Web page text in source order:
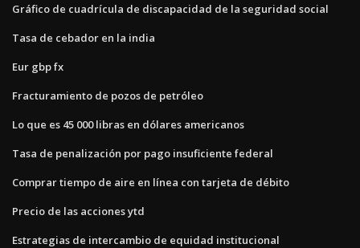
Gráfico de cuadrícula de discapacidad de la seguridad social
Tasa de cebador en la india
Eur gbp fx
Fracturamiento de pozos de petróleo
Lo que es 45 000 libras en dólares americanos
Tasa de penalización por pago insuficiente federal
Comprar tiempo de aire en línea con tarjeta de débito
Precio de las acciones ytd
Estrategias de intercambio de equidad institucional